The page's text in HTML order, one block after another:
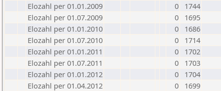
Elozahl per 01.01.2009
0
1744
Elozahl per 01.07.2009
0
1695
Elozahl per 01.01.2010
0
1686
Elozahl per 01.07.2010
0
1714
Elozahl per 01.01.2011
0
1702
Elozahl per 01.07.2011
0
1703
Elozahl per 01.01.2012
0
1704
Elozahl per 01.04.2012
0
1699